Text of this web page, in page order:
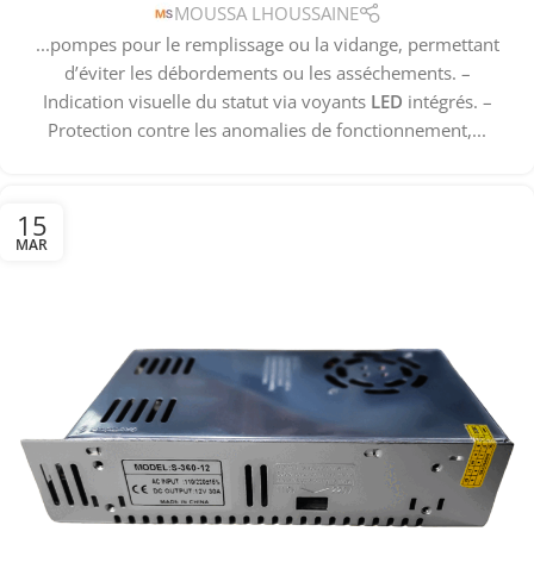
MOUSSA LHOUSSAINE
...pompes pour le remplissage ou la vidange, permettant
d’éviter les débordements ou les asséchements. –
Indication visuelle du statut via voyants LED intégrés. –
Protection contre les anomalies de fonctionnement,...
15
MAR